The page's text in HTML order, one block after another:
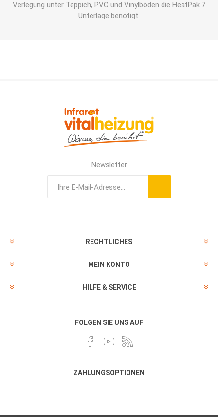
Verlegung unter Teppich, PVC und Vinylböden die HeatPak 7
Unterlage benötigt.
Newsletter
RECHTLICHES
MEIN KONTO
HILFE & SERVICE
FOLGEN SIE UNS AUF
ZAHLUNGSOPTIONEN